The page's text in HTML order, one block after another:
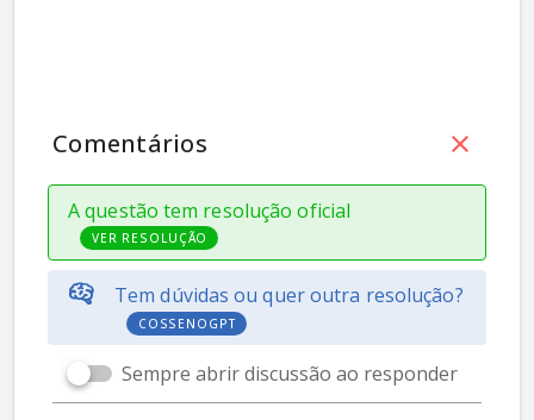
Comentários
A questão tem resolução oficial
VER RESOLUÇÃO
Tem dúvidas ou quer outra resolução?
COSSENOGPT
Sempre abrir discussão ao responder